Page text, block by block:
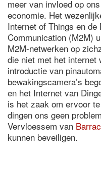
meer van invloed op
economie. Het
Internet of Things en
Communication (M2M)
M2M-netwerken op
die niet met het internet
introductie van
bewakingscamera’s
en het Internet van
is het zaak om ervoor
dingen ons geen
Vervloessem van
kunnen beveiligen.